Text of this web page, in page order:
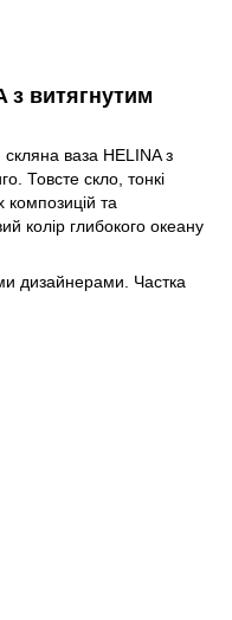
з витягнутим
ваза HELINA з
Товсте скло, тонкі
композицій та
колір глибокого океану
дизайнерами. Частка